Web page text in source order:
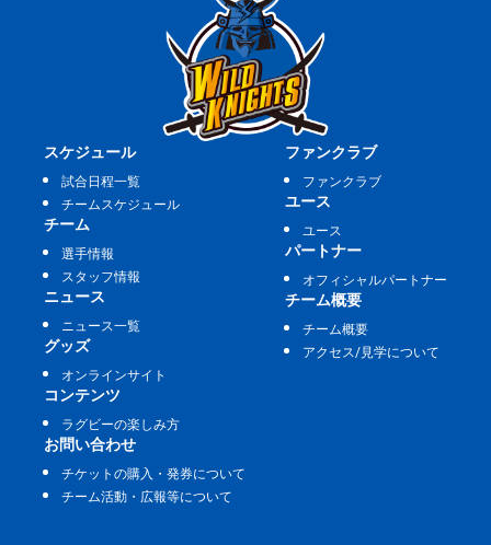
スケジュール
試合日程一覧
チームスケジュール
チーム
選手情報
スタッフ情報
ニュース
ニュース一覧
グッズ
オンラインサイト
ファンクラブ
ファンクラブ
ユース
ユース
パートナー
オフィシャルパートナー
チーム概要
チーム概要
アクセス/見学について
コンテンツ
ラグビーの楽しみ方
お問い合わせ
チケットの購入・発券について
チーム活動・広報等について